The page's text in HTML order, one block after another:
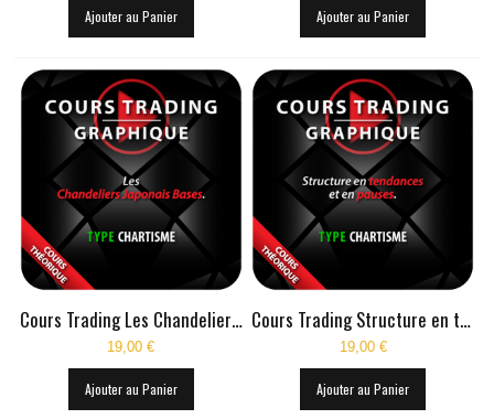
Ajouter au Panier Ajouter au Panier
Cours Trading Les Chandeliers Japonais Bases
19,00 €
Ajouter au Panier
Cours Trading Structure en tendances et en pauses
19,00 €
Ajouter au Panier